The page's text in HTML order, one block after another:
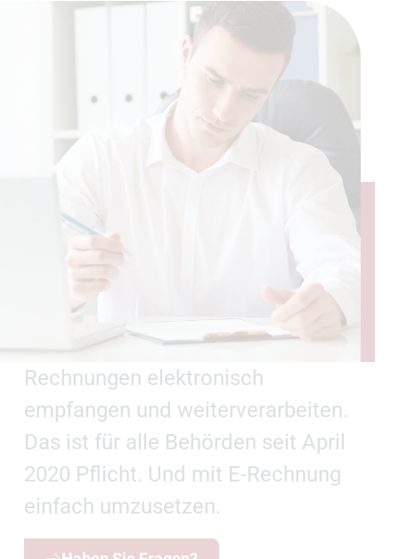
Rechnungen elektronisch
empfangen und weiterverarbeiten.
Das ist für alle Behörden seit April
2020 Pflicht. Und mit E-Rechnung
einfach umzusetzen.